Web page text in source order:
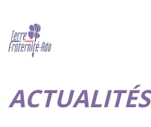
ACTUALITÉS